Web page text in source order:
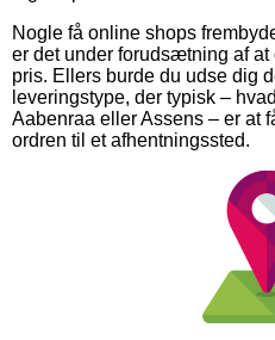
Nogle få online shops
er det under forudsætning af
pris. Ellers burde du udse dig
leveringstype, der typisk –
Aabenraa eller Assens – er at
ordren til et afhentningssted.